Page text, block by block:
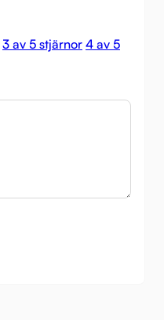
3 av 5 stjärnor 4 av 5